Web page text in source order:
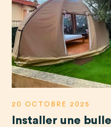
20 OCTOBRE 2025
Installer une